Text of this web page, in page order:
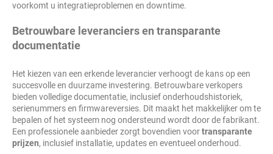
voorkomt u integratieproblemen en downtime.
Betrouwbare leveranciers en transparante
documentatie
Het kiezen van een erkende leverancier verhoogt de kans op een
succesvolle en duurzame investering. Betrouwbare verkopers
bieden volledige documentatie, inclusief onderhoudshistoriek,
serienummers en firmwareversies. Dit maakt het makkelijker om te
bepalen of het systeem nog ondersteund wordt door de fabrikant.
Een professionele aanbieder zorgt bovendien voortransparante
prijzen, inclusief installatie, updates en eventueel onderhoud.